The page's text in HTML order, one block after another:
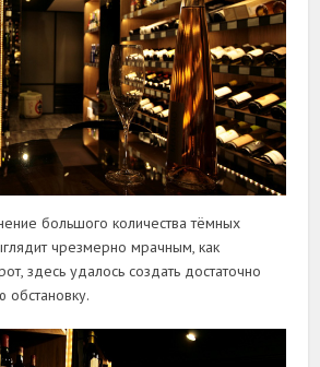
большого количества тёмных
чрезмерно мрачным, как
здесь удалось создать достаточно
обстановку.